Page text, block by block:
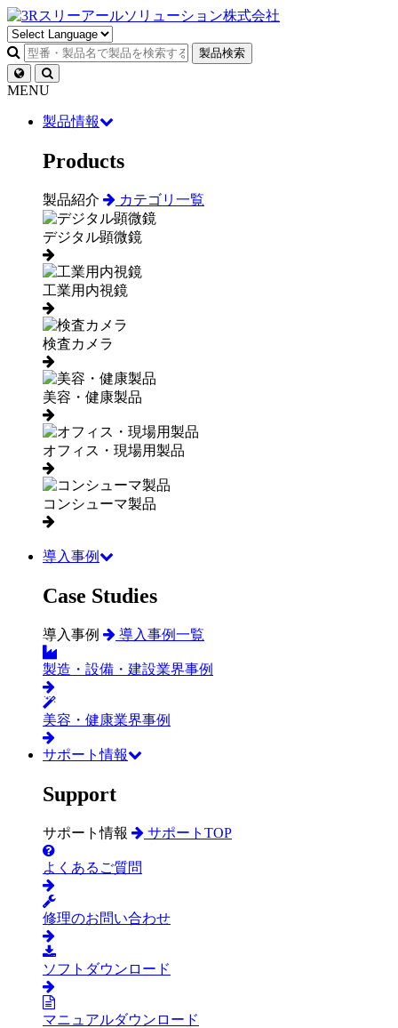
製品検索
MENU
製品情報
Products
製品紹介 カテゴリ一覧
デジタル顕微鏡
工業用内視鏡
検査カメラ
美容・健康製品
オフィス・現場用製品
コンシューマ製品
導入事例
Case Studies
導入事例 導入事例一覧
製造・設備・建設業界事例
美容・健康業界事例
サポート情報
Support
サポート情報 サポートTOP
よくあるご質問
修理のお問い合わせ
ソフトダウンロード
マニュアルダウンロード